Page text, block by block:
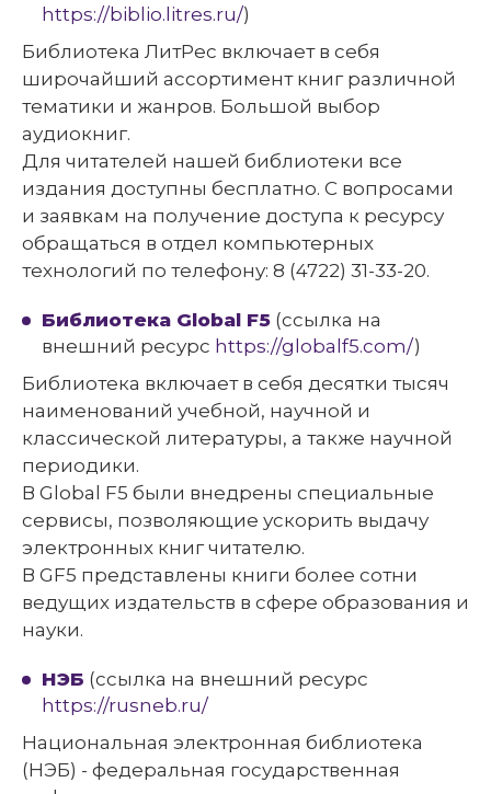
https://biblio.litres.ru/)
Библиотека ЛитРес включает в себя
широчайший ассортимент книг различной
тематики и жанров. Большой выбор
аудиокниг.
Для читателей нашей библиотеки все
издания доступны бесплатно. С вопросами
и заявкам на получение доступа к ресурсу
обращаться в отдел компьютерных
технологий по телефону: 8 (4722) 31-33-20.
Библиотека Global F5 (ссылка на
внешний ресурс https://globalf5.com/)
Библиотека включает в себя десятки тысяч
наименований учебной, научной и
классической литературы, а также научной
периодики.
В Global F5 были внедрены специальные
сервисы, позволяющие ускорить выдачу
электронных книг читателю.
В GF5 представлены книги более сотни
ведущих издательств в сфере образования и
науки.
НЭБ (ссылка на внешний ресурс
https://rusneb.ru/
Национальная электронная библиотека
(НЭБ) - федеральная государственная